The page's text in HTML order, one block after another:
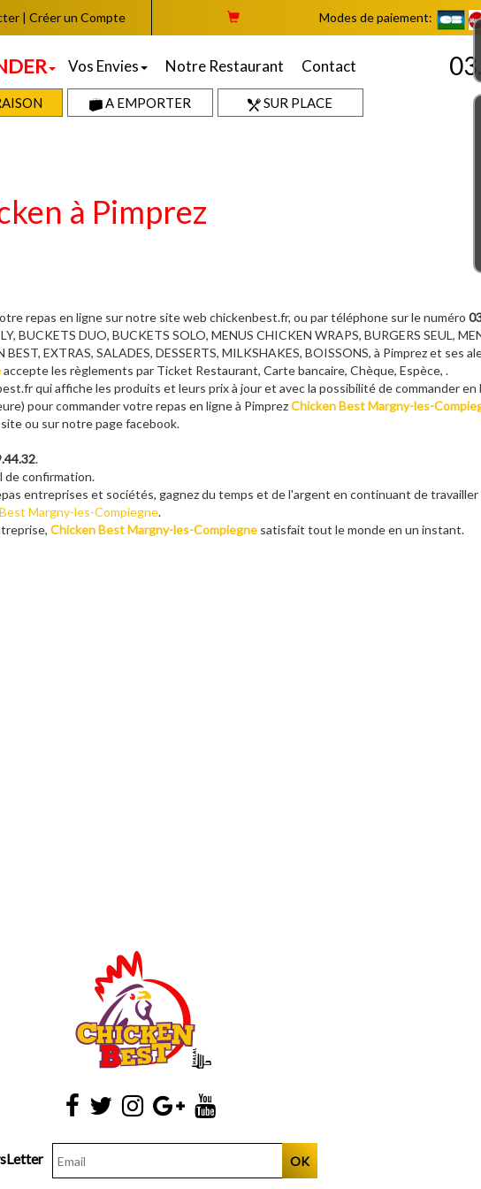
| Créer un Compte Modes de paiement:
Vos Envies Notre Restaurant Contact
A EMPORTER SUR PLACE
à Pimprez
repas en ligne sur notre site web chickenbest.fr, ou par téléphone sur le numéro
BUCKETS DUO, BUCKETS SOLO, MENUS CHICKEN WRAPS, BURGERS SEUL,
EXTRAS, SALADES, DESSERTS, MILKSHAKES, BOISSONS, à Pimprez et ses
accepte les règlements par Ticket Restaurant, Carte bancaire, Chèque, Espèce, .
qui affiche les produits et leurs prix à jour et avec la possibilité de commander en
pour commander votre repas en ligne à PimprezChicken Best Margny-les-
ou sur notre page facebook.
.
de confirmation.
entreprises et sociétés, gagnez du temps et de l'argent en continuant de
Margny-les-Compiegne.
Chicken Best Margny-les-Compiegne satisfait tout le monde en un instant.
OK